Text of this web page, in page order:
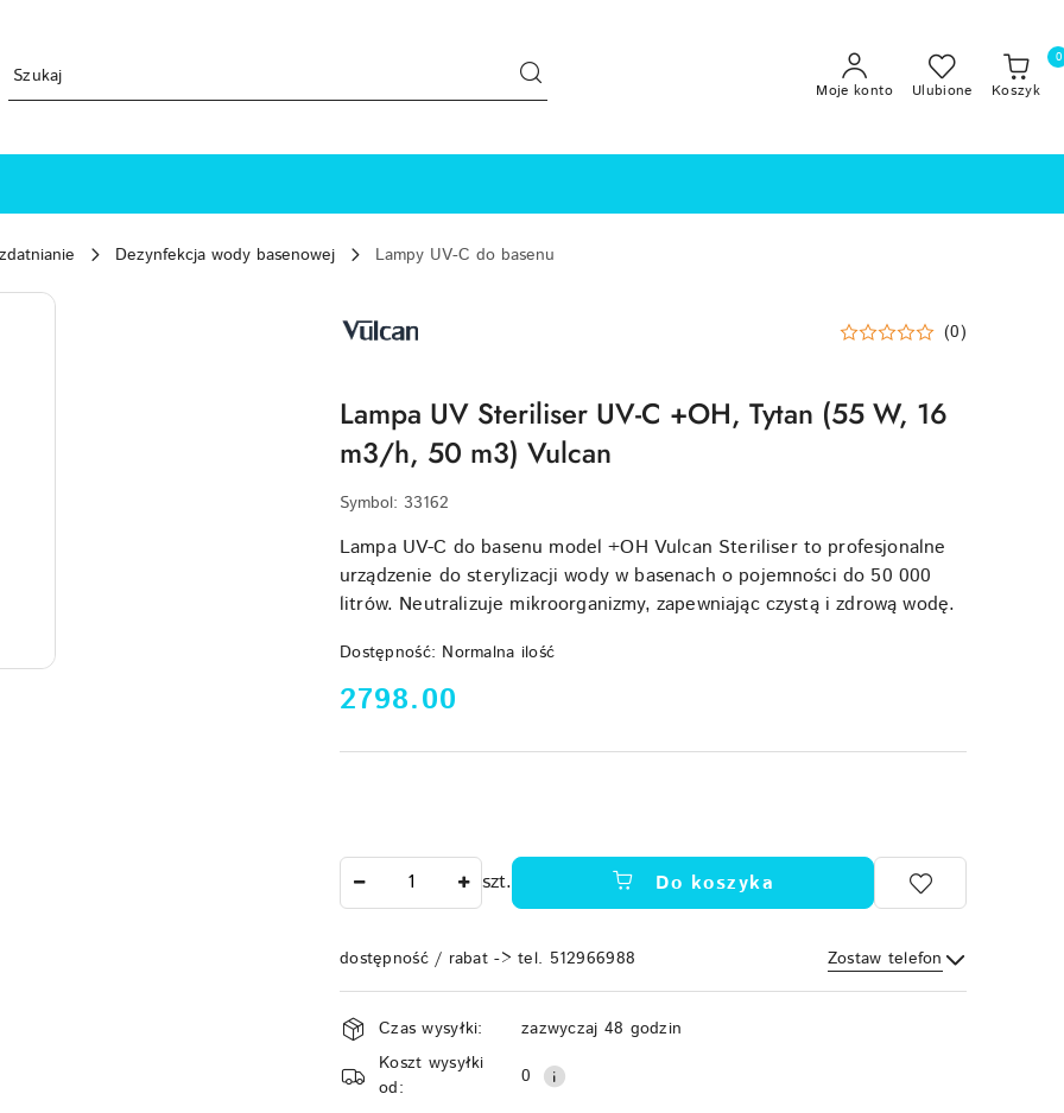
Moje konto Ulubione Koszyk
0
Dezynfekcja wody basenowej
Lampy UV-C do basenu
LOGO
(0)
Lampa UV Steriliser UV-C +OH, Tytan (55 W, 16
m3/h, 50 m3) Vulcan
Symbol: 33162
Lampa UV-C do basenu model +OH Vulcan Steriliser to profesjonalne
urządzenie do sterylizacji wody w basenach o pojemności do 50 000
litrów. Neutralizuje mikroorganizmy, zapewniając czystą i zdrową wodę.
Dostępność: Normalna ilość
cena:
2798.00
szt. Do koszyka
dostępność / rabat -> tel. 512966988 Zostaw telefon
Wyślij
Dostępność
i
dostawa
Czas wysyłki:
zazwyczaj 48 godzin
Koszt wysyłki
od:
0